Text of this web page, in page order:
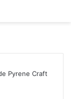
Pyrene Craft